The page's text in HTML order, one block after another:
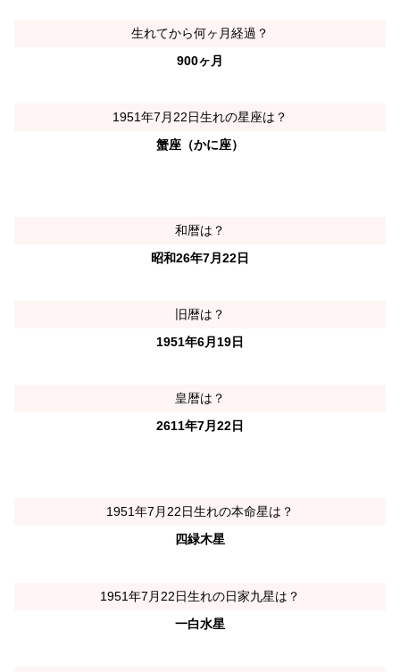
生れてから何ヶ月経過？
900ヶ月
1951年7月22日生れの星座は？
蟹座（かに座）
和暦は？
昭和26年7月22日
旧暦は？
1951年6月19日
皇暦は？
2611年7月22日
1951年7月22日生れの本命星は？
四緑木星
1951年7月22日生れの日家九星は？
一白水星